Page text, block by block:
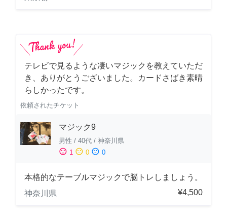
テレビで見るような凄いマジックを教えていただ
き、ありがとうございました。カードさばき素晴
らしかったです。
依頼されたチケット
マジック9
男性 / 40代 / 神奈川県
sentiment_satisfied 1 sentiment_neutral 0 sentiment_dissatisfied 0
本格的なテーブルマジックで脳トレしましょう。
神奈川県
¥4,500